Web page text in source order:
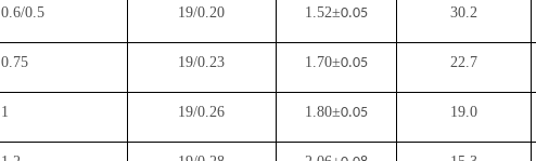
0.6/0.5 19/0.20 1.52±0.05 30.2
0.75 19/0.23 1.70±0.05 22.7
1 19/0.26 1.80±0.05 19.0